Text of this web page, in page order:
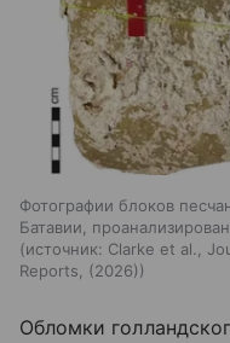
Фотографии блоков
Батавии,
источник: Clarke et al.,
Reports, (2026)
Обломки